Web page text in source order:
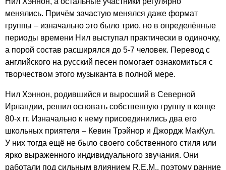
менялись. Причём зачастую менялся даже формат
группы – изначально это было трио, но в определённые
периоды времени Нил выступал практически в одиночку,
а порой состав расширялся до 5-7 человек. Перевод с
английского на русский песен помогает ознакомиться с
творчеством этого музыканта в полной мере.
Нил Хэннон, родившийся и выросший в Северной
Ирландии, решил основать собственную группу в конце
80-х гг. Изначально к нему присоединились два его
школьных приятеля – Кевин Трэйнор и Джордж МакКул.
У них тогда ещё не было своего собственного стиля или
ярко выраженного индивидуального звучания. Они
работали под сильным влиянием R.E.M., поэтому ранние